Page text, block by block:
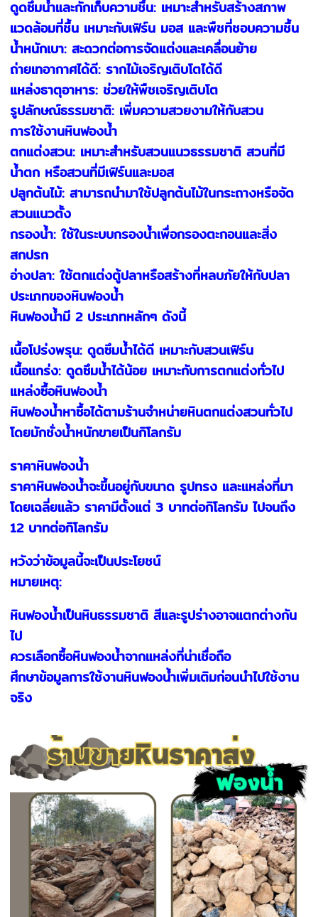
ดูดซึมน้ำและกักเก็บความชื้น: เหมาะสำหรับสร้างสภาพ
แวดล้อมที่ชื้น เหมาะกับเฟิร์น มอส และพืชที่ชอบความชื้น
น้ำหนักเบา: สะดวกต่อการจัดแต่งและเคลื่อนย้าย
ถ่ายเทอากาศได้ดี: รากไม้เจริญเติบโตได้ดี
แหล่งธาตุอาหาร: ช่วยให้พืชเจริญเติบโต
รูปลักษณ์ธรรมชาติ: เพิ่มความสวยงามให้กับสวน
การใช้งานหินฟองน้ำ
ตกแต่งสวน: เหมาะสำหรับสวนแนวธรรมชาติ สวนที่มี
น้ำตก หรือสวนที่มีเฟิร์นและมอส
ปลูกต้นไม้: สามารถนำมาใช้ปลูกต้นไม้ในกระถางหรือจัด
สวนแนวตั้ง
กรองน้ำ: ใช้ในระบบกรองน้ำเพื่อกรองตะกอนและสิ่ง
สกปรก
อ่างปลา: ใช้ตกแต่งตู้ปลาหรือสร้างที่หลบภัยให้กับปลา
ประเภทของหินฟองน้ำ
หินฟองน้ำมี 2 ประเภทหลักๆ ดังนี้
เนื้อโปร่งพรุน: ดูดซึมน้ำได้ดี เหมาะกับสวนเฟิร์น
เนื้อแกร่ง: ดูดซึมน้ำได้น้อย เหมาะกับการตกแต่งทั่วไป
แหล่งซื้อหินฟองน้ำ
หินฟองน้ำหาซื้อได้ตามร้านจำหน่ายหินตกแต่งสวนทั่วไป
โดยมักชั่งน้ำหนักขายเป็นกิโลกรัม
ราคาหินฟองน้ำ
ราคาหินฟองน้ำจะขึ้นอยู่กับขนาด รูปทรง และแหล่งที่มา
โดยเฉลี่ยแล้ว ราคามีตั้งแต่ 3 บาทต่อกิโลกรัม ไปจนถึง
12 บาทต่อกิโลกรัม
หวังว่าข้อมูลนี้จะเป็นประโยชน์
หมายเหตุ:
หินฟองน้ำเป็นหินธรรมชาติ สีและรูปร่างอาจแตกต่างกัน
ไป
ควรเลือกซื้อหินฟองน้ำจากแหล่งที่น่าเชื่อถือ
ศึกษาข้อมูลการใช้งานหินฟองน้ำเพิ่มเติมก่อนนำไปใช้งาน
จริง